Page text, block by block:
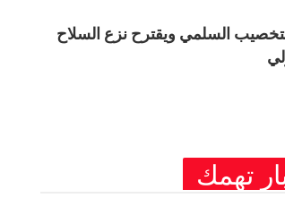
السلمي ويقترح نزع السلاح
تهمك